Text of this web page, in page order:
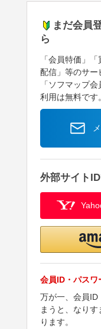
まだ会員
ら
「会員特価」
配信」等のサー
「ソフマップ
利用は無料です
外部サイト
会員ID・パスワ
万が一、会員ID
まうと、なり
ります。